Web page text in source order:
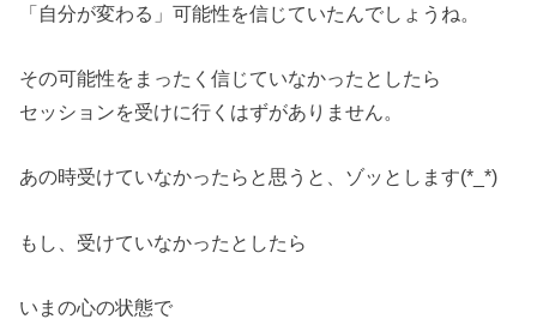
「自分が変わる」可能性を信じていたんでしょうね。
その可能性をまったく信じていなかったとしたら
セッションを受けに行くはずがありません。
あの時受けていなかったらと思うと、ゾッとします(*_*)
もし、受けていなかったとしたら
いまの心の状態で